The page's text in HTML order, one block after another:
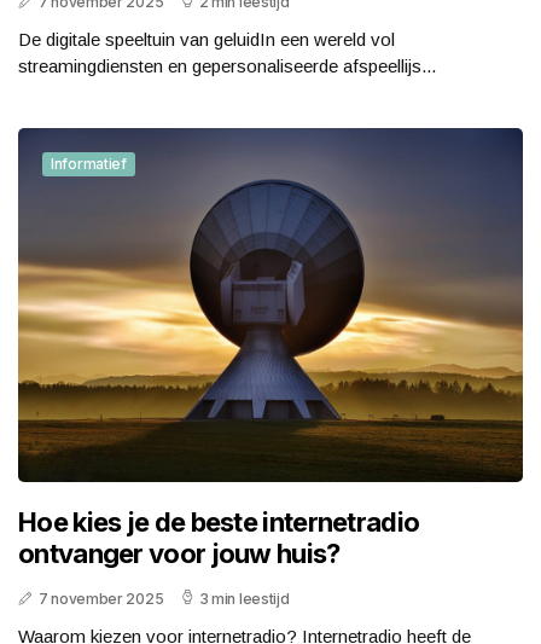
De digitale speeltuin van geluidIn een wereld vol
streamingdiensten en gepersonaliseerde afspeellijs...
Informatief
Hoe kies je de beste internetradio
ontvanger voor jouw huis?
7 november 2025 3 min leestijd
Waarom kiezen voor internetradio? Internetradio heeft de